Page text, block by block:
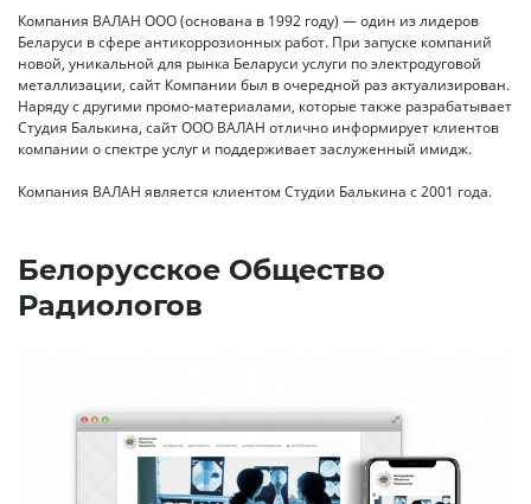
Компания ВАЛАН ООО (основана в 1992 году) — один из лидеров
Беларуси в сфере антикоррозионных работ. При запуске компаний
новой, уникальной для рынка Беларуси услуги по электродуговой
металлизации, сайт Компании был в очередной раз актуализирован.
Наряду с другими промо-материалами, которые также разрабатывает
Студия Балькина, сайт ООО ВАЛАН отлично информирует клиентов
компании о спектре услуг и поддерживает заслуженный имидж.
Компания ВАЛАН является клиентом Студии Балькина с 2001 года.
Белорусское Общество
Радиологов